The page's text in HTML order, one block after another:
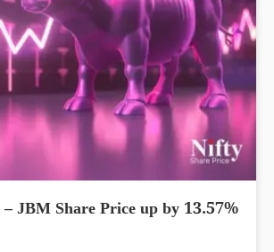
– JBM Share Price up by 13.57%